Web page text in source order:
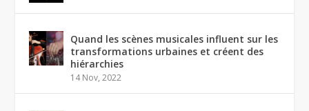
Quand les scènes musicales influent sur les
transformations urbaines et créent des
hiérarchies
14 Nov, 2022